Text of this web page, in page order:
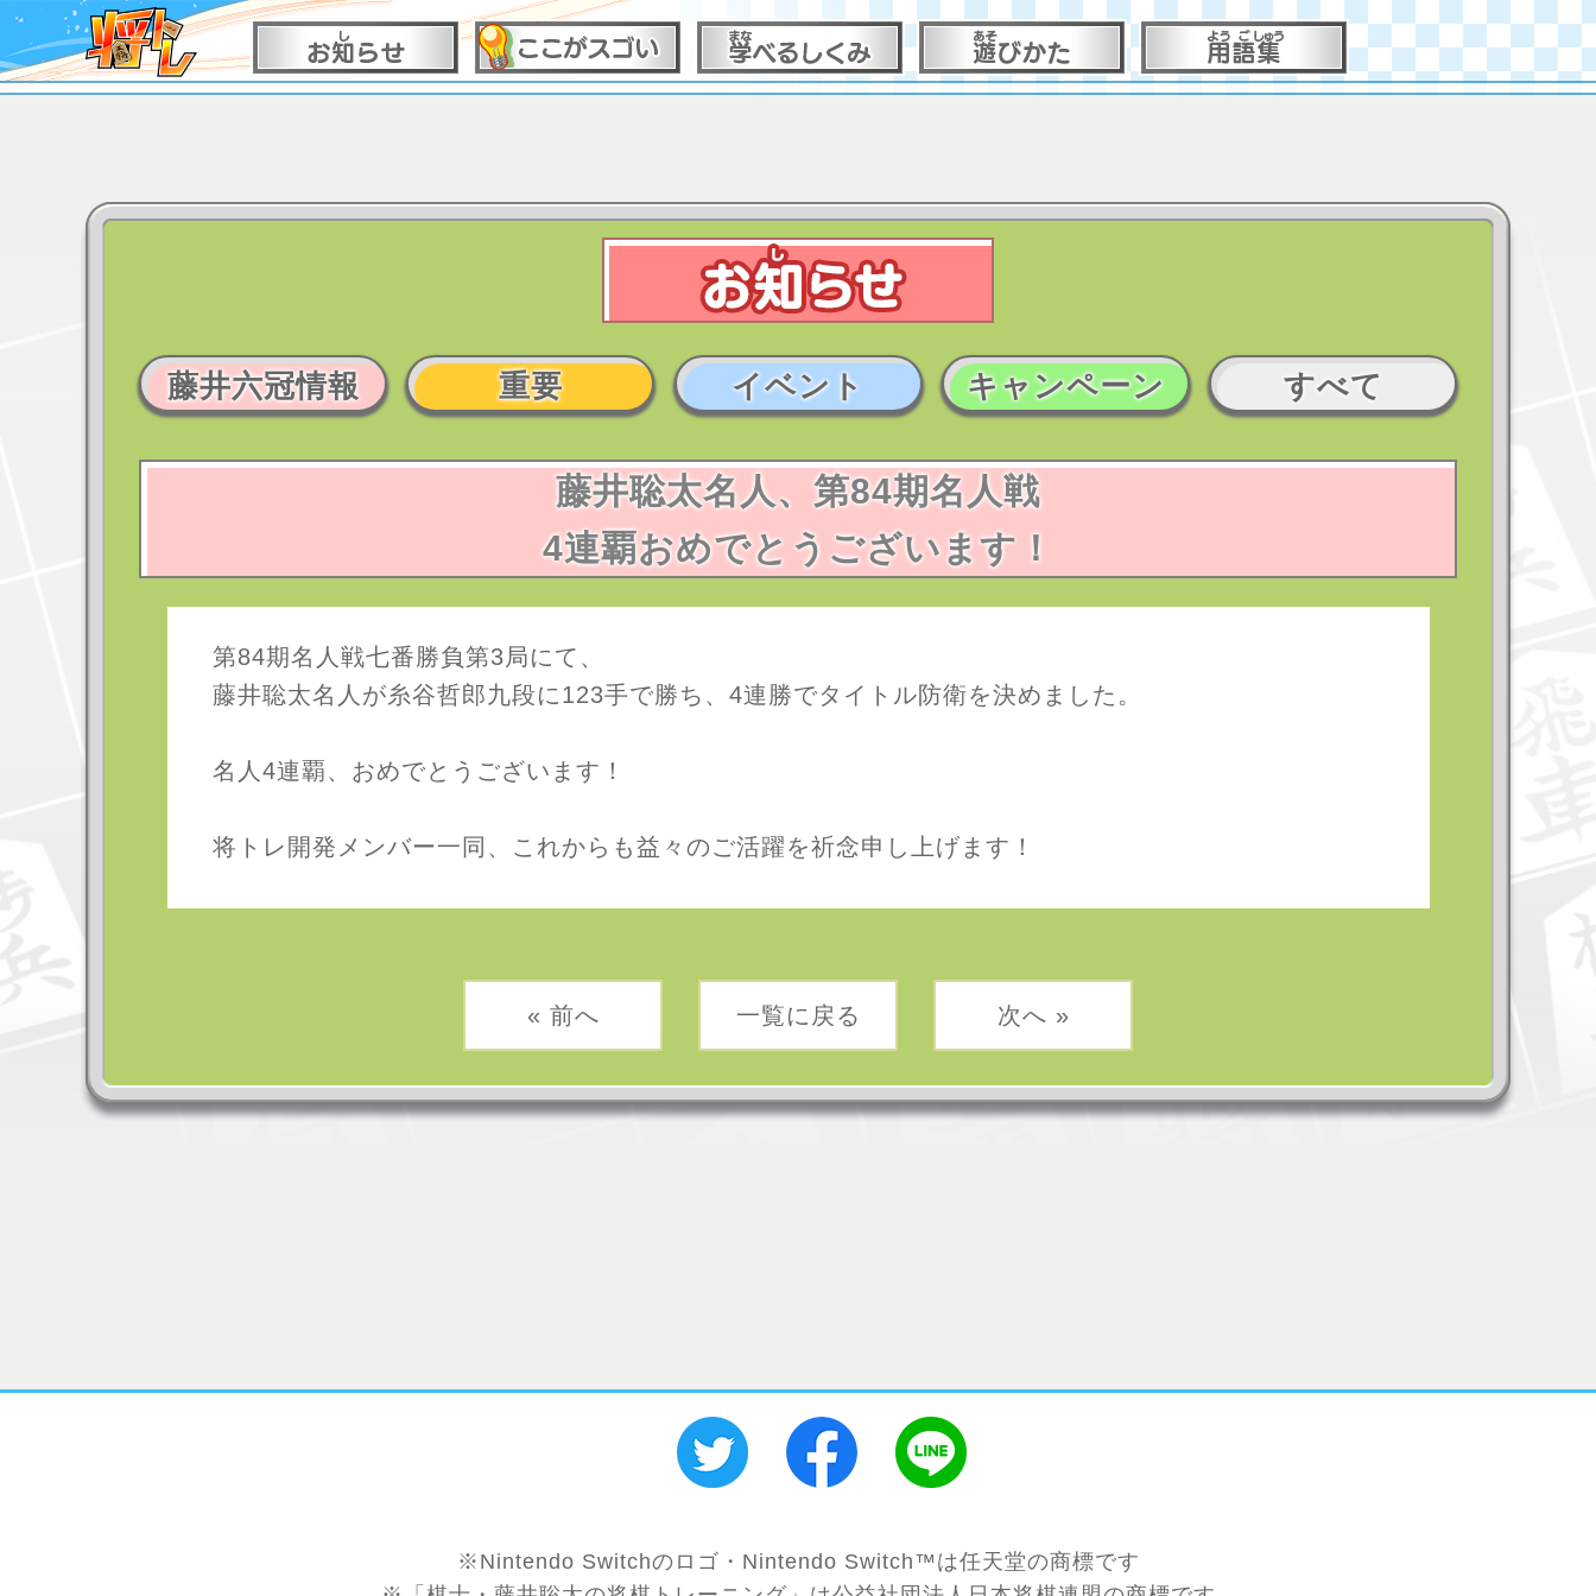
藤井六冠情報 重要 イベント キャンペーン すべて
藤井聡太名人、第84期名人戦
4連覇おめでとうございます！
第84期名人戦七番勝負第3局にて、
藤井聡太名人が糸谷哲郎九段に123手で勝ち、4連勝でタイトル防衛を決めました。
名人4連覇、おめでとうございます！
将トレ開発メンバー一同、これからも益々のご活躍を祈念申し上げます！
« 前へ 次へ »
一覧に戻る
※Nintendo Switchのロゴ・Nintendo Switch™は任天堂の商標です